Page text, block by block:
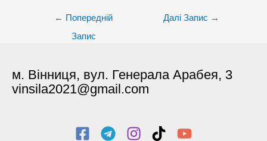
← Попередній
Запис
Далі Запис →
м. Вінниця, вул. Генерала Арабея, 3
vinsila2021@gmail.com